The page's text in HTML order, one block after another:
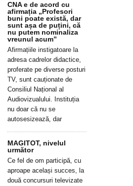
CNA e de acord cu
afirmația „Profesori
buni poate există, dar
sunt așa de puțini, că
nu putem nominaliza
vreunul acum”
Afirmațiile instigatoare la
adresa cadrelor didactice,
proferate pe diverse posturi
TV, sunt cauționate de
Consiliul Național al
Audiovizualului. Instituția
nu doar că nu se
autosesizează, dar
MAGITOT, nivelul
următor
Ce fel de om participă, cu
aproape același succes, la
două concursuri televizate